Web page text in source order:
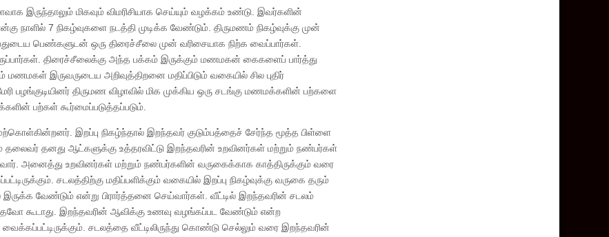
இருந்தாலும் மிகவும் விமரிசியாக செய்யும் வழக்கம் உண்டு. இவர்களின்
நாளில் 7 நிகழ்வுகளை நடத்தி முடிக்க வேண்டும். திருமணம் நிகழ்வுக்கு முன்
பெண்களுடன் ஒரு திரைச்சீலை முன் வரிசையாக நிற்க வைப்பார்கள்.
திரைச்சீலைக்கு அந்த பக்கம் இருக்கும் மணமகன் கைகளைப் பார்த்து
இருவருடைய அறிவுத்திறனை மதிப்பிடும் வகையில் சில புதிர்
பழங்குடியினர் திருமண விழாவில் மிக முக்கிய ஒரு சடங்கு மணமக்களின் பற்களை
பற்கள் கூர்மைப்படுத்தப்படும்.
இறப்பு நிகழ்ந்தால் இறந்தவர் குடும்பத்தைச் சேர்ந்த மூத்த பிள்ளை
தலைவர் தனது ஆட்களுக்கு உத்தரவிட்டு இறந்தவரின் உறவினர்கள் மற்றும் நண்பர்கள்
அனைத்து உறவினர்கள் மற்றும் நண்பர்களின் வருகைக்காக காத்திருக்கும் வரை
சடலத்திற்கு மதிப்பளிக்கும் வகையில் இறப்பு நிகழ்வுக்கு வருகை தரும்
வேண்டும் என்று பிரார்த்தனை செய்வார்கள். வீட்டில் இறந்தவரின் சடலம்
கூடாது. இறந்தவரின் ஆவிக்கு உணவு வழங்கப்பட வேண்டும் என்ற
வைக்கப்பட்டிருக்கும். சடலத்தை வீட்டிலிருந்து கொண்டு செல்லும் வரை இறந்தவரின்